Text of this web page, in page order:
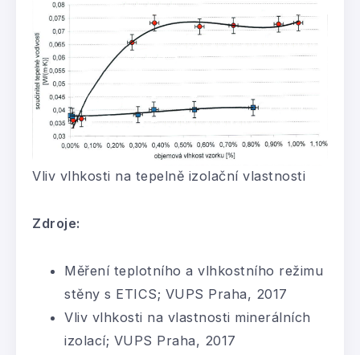
Vliv vlhkosti na tepelně izolační vlastnosti
Zdroje:
Měření teplotního a vlhkostního režimu
stěny s ETICS; VUPS Praha, 2017
Vliv vlhkosti na vlastnosti minerálních
izolací; VUPS Praha, 2017